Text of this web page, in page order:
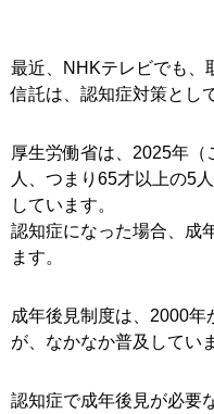
最近、NHKテレビでも、
信託は、認知症対策とし
厚生労働省は、2025年
人、つまり65才以上の5
しています。
認知症になった場合、成
ます。
成年後見制度は、2000
が、なかなか普及してい
認知症で成年後見が必要